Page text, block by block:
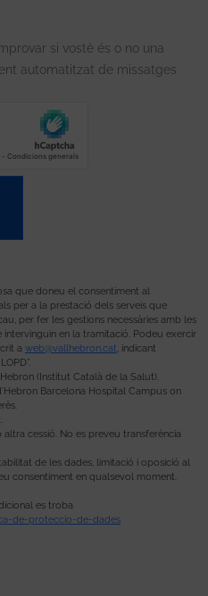
si vostè és o no una
automatitzat de missatges
que doneu el consentiment al
per a la prestació dels serveis que
per fer les gestions necessàries amb les
en la tramitació. Podeu exercir
a web@vallhebron.cat, indicant
(Institut Català de la Salut).
Barcelona Hospital Campus on
altra cessió. No es preveu transferència
de les dades, limitació i oposició al
consentiment en qualsevol moment.
es troba
de-proteccio-de-dades